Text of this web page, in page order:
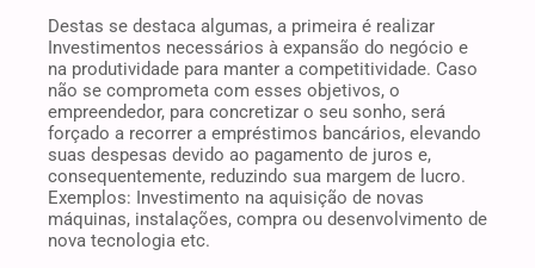
Destas se destaca algumas, a primeira é realizar
Investimentos necessários à expansão do negócio e
na produtividade para manter a competitividade. Caso
não se comprometa com esses objetivos, o
empreendedor, para concretizar o seu sonho, será
forçado a recorrer a empréstimos bancários, elevando
suas despesas devido ao pagamento de juros e,
consequentemente, reduzindo sua margem de lucro.
Exemplos: Investimento na aquisição de novas
máquinas, instalações, compra ou desenvolvimento de
nova tecnologia etc.